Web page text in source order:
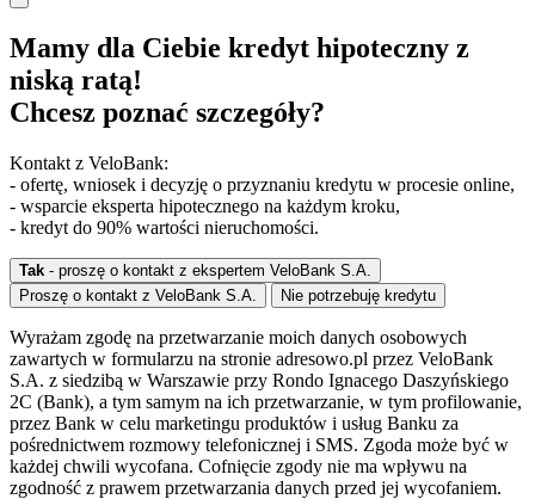
Mamy dla Ciebie kredyt hipoteczny z
niską ratą!
Chcesz poznać szczegóły?
Kontakt z VeloBank:
- ofertę, wniosek i decyzję o przyznaniu kredytu w procesie online,
- wsparcie eksperta hipotecznego na każdym kroku,
- kredyt do 90% wartości nieruchomości.
Tak - proszę o kontakt z ekspertem VeloBank S.A.
Proszę o kontakt z VeloBank S.A.
Nie potrzebuję kredytu
Wyrażam zgodę na przetwarzanie moich danych osobowych
zawartych w formularzu na stronie adresowo.pl przez VeloBank
S.A. z siedzibą w Warszawie przy Rondo Ignacego Daszyńskiego
2C (Bank), a tym samym na ich przetwarzanie, w tym profilowanie,
przez Bank w celu marketingu produktów i usług Banku za
pośrednictwem rozmowy telefonicznej i SMS. Zgoda może być w
każdej chwili wycofana. Cofnięcie zgody nie ma wpływu na
zgodność z prawem przetwarzania danych przed jej wycofaniem.